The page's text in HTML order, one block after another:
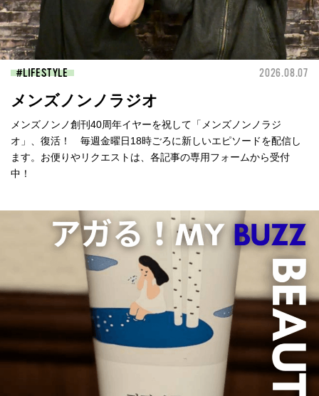
LIFESTYLE 2026.08.07
メンズノンノラジオ
メンズノンノ創刊40周年イヤーを祝して「メンズノンノラジ
オ」、復活！ 毎週金曜日18時ごろに新しいエピソードを配信し
ます。お便りやリクエストは、各記事の専用フォームから受付
中！